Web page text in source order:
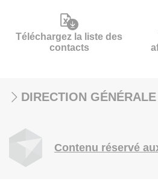
Téléchargez la liste des
contacts
DIRECTION GÉNÉRALE
Contenu réservé